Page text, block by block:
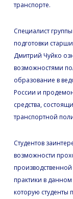
транспорте.
Специалист
подготовки
Дмитрий Чуйко
возможностями
образование в
России и
средства,
транспортной
Студентов
возможности
практики в
которую студенты